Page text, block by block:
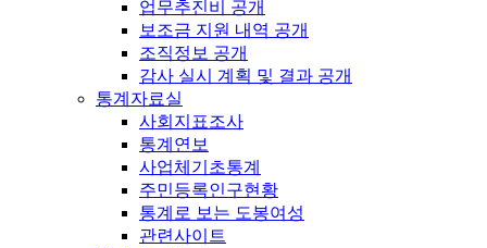
업무추진비 공개
보조금 지원 내역 공개
조직정보 공개
감사 실시 계획 및 결과 공개
통계자료실
사회지표조사
통계연보
사업체기초통계
주민등록인구현황
통계로 보는 도봉여성
관련사이트